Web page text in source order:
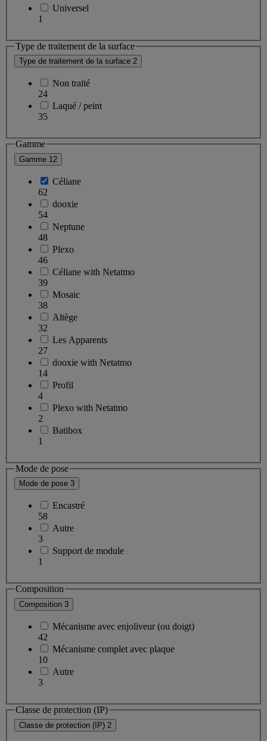
Universel
1
Type de traitement de la surface
Type de traitement de la surface 2
Non traité
24
Laqué / peint
35
Gamme
Gamme 12
Céliane
62
dooxie
54
Neptune
48
Plexo
46
Céliane with Netatmo
39
Mosaic
38
Altège
32
Les Apparents
27
dooxie with Netatmo
14
Profil
4
Plexo with Netatmo
2
Batibox
1
Mode de pose
Mode de pose 3
Encastré
58
Autre
3
Support de module
1
Composition
Composition 3
Mécanisme avec enjoliveur (ou doigt)
42
Mécanisme complet avec plaque
10
Autre
3
Classe de protection (IP)
Classe de protection (IP) 2